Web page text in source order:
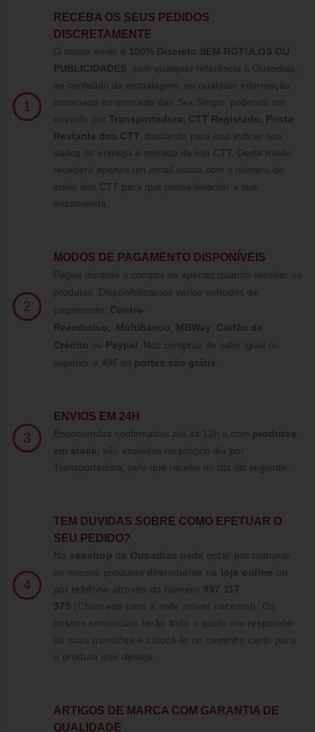
1
RECEBA OS SEUS PEDIDOS
DISCRETAMENTE
O nosso envio é 100% Discreto SEM RÓTULOS OU
PUBLICIDADES , sem qualquer referência à Ousadias,
ao conteúdo da embalagem, ou qualquer informação
associada ao mercado das Sex Shops, podendo ser
enviado por Transportadora, CTT Registado, Posta
Restante dos CTT , bastando para isso indicar nos
dados de entrega a morada da loja CTT, Deste modo
receberá apenas um email nosso com o número de
envio dos CTT para que possa levantar a sua
encomenda.
2
MODOS DE PAGAMENTO DISPONÍVEIS
Pague durante a compra ou apenas quando receber os
produtos. Disponibilizamos varios métodos de
pagamento; Contra-
Reembolso, Multibanco MBWay
Cartão de
Crédito ou Paypal
Nas compras de valor igual ou
superior a 49€ os portes são grátis
3
ENVIOS EM 24H
Encomendas confirmadas até às 12h e com produtos
em stock , são enviadas no próprio dia por
Transportadora, pelo que recebe no dia útil seguinte.
4
TE M DUVIDAS SOBRE COMO EFETUAR O
SEU PEDIDO?
Na sexshop da Ousadias pode optar por comprar
os nossos produtos diretamente na loja online ou
por telefone através do número 937 117
375 (Chamada para a rede móvel nacional)
. Os
nossos comerciais terão todo o gosto em responder
ás suas questões e colocá-lo no caminho certo para
o produto que deseja.
ARTIGOS DE MARCA COM GARANTIA DE
QUALIDADE